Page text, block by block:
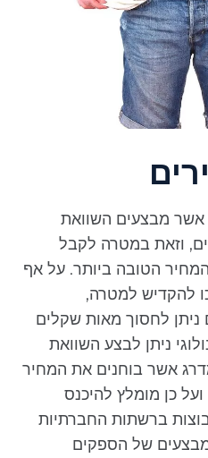
מבצעים השוואת
וזאת במטרה לקבל
הטובה ביותר. על אף
להקדיש למטרה,
לחסוך מאות שקלים
ניתן לבצע השוואת
אשר בוחנים את המחיר
כן מומלץ להיכנס
ברשתות החברתיות
של הספקים